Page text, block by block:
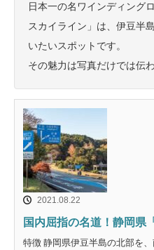
日本一の名ワインディング
スカイライン」は、伊豆半
いたいスポットです。
その魅力は写真だけでは伝
2021.08.22
国内屈指の名道！静岡県
特徴 静岡県伊豆半島の北部を